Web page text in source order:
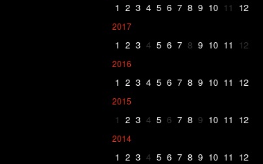
1 2 3 4 5 6 7 8 9 10 11 12
2017
1 2 3 4 5 6 7 8 9 10 11 12
2016
1 2 3 4 5 6 7 8 9 10 11 12
2015
1 2 3 4 5 6 7 8 9 10 11 12
2014
1 2 3 4 5 6 7 8 9 10 11 12